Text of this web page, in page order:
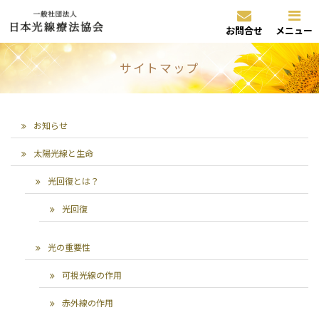
メニュー
お問合せ
サイトマップ
お知らせ
太陽光線と生命
光回復とは？
光回復
光の重要性
可視光線の作用
赤外線の作用